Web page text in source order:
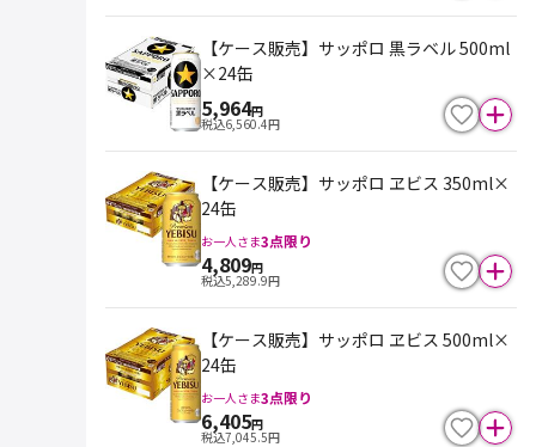
【ケース販売】サッポロ 黒ラベル 500ml
×24缶
5,964円
税込6,560.4円
【ケース販売】サッポロ ヱビス 350ml×
24缶
お一人さま3点限り
4,809円
税込5,289.9円
【ケース販売】サッポロ ヱビス 500ml×
24缶
お一人さま3点限り
6,405円
税込7,045.5円